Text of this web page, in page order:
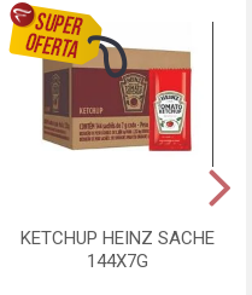
KETCHUP HEINZ SACHE
144X7G